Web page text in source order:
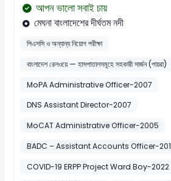
আপন ভালো সবাই চায়
মেঘনা বাংলাদেশের দীর্ঘতম নদী
পিএসসি ও অন্যান্য নিয়োগ পরীক্ষা
বাংলাদেশ রেলওয়ে — হাসপাতালসমূহে সহকারী সার্জন (পায়রা)
MoPA Administrative Officer-2007
DNS Assistant Director-2007
MoCAT Administrative Officer-2005
BADC – Assistant Accounts Officer-
COVID-19 ERPP Project Ward Boy-2022